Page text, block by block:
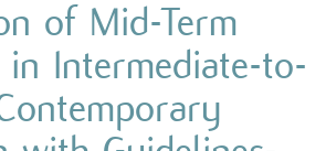
of Mid-Term
in Intermediate-to-